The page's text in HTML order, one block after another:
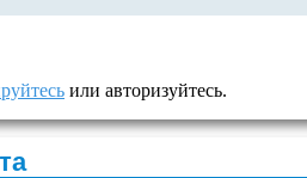
или авторизуйтесь.